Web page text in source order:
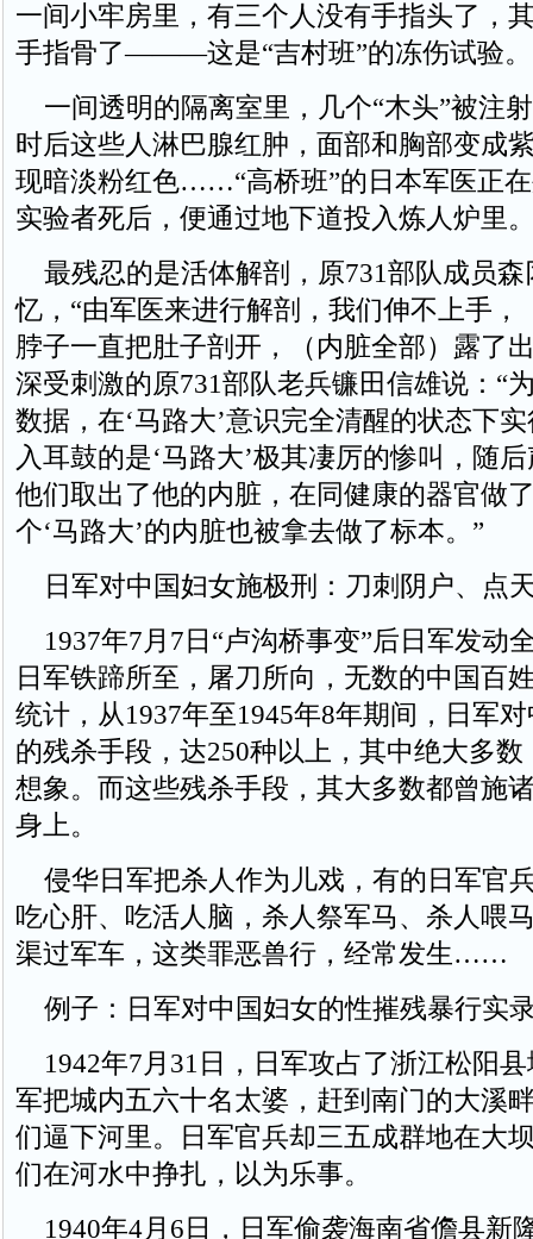
一间小牢房里，有三个人没有手指头了，
手指骨了———这是“吉村班”的冻伤试验。
一间透明的隔离室里，几个“木头”被注
时后这些人淋巴腺红肿，面部和胸部变成
现暗淡粉红色……“高桥班”的日本军医正
实验者死后，便通过地下道投入炼人炉里
最残忍的是活体解剖，原731部队成员森
忆，“由军医来进行解剖，我们伸不上手，
脖子一直把肚子剖开，（内脏全部）露了
深受刺激的原731部队老兵镰田信雄说：“
数据，在‘马路大’意识完全清醒的状态下
入耳鼓的是‘马路大’极其凄厉的惨叫，随
他们取出了他的内脏，在同健康的器官做
个‘马路大’的内脏也被拿去做了标本。”
日军对中国妇女施极刑：刀刺阴户、
1937年7月7日“卢沟桥事变”后日军发动
日军铁蹄所至，屠刀所向，无数的中国百
统计，从1937年至1945年8年期间，日军
的残杀手段，达250种以上，其中绝大多
想象。而这些残杀手段，其大多数都曾施
身上。
侵华日军把杀人作为儿戏，有的日军官
吃心肝、吃活人脑，杀人祭军马、杀人喂
渠过军车，这类罪恶兽行，经常发生……
例子：日军对中国妇女的性摧残暴行实
1942年7月31日，日军攻占了浙江松阳县
军把城内五六十名太婆，赶到南门的大溪
们逼下河里。日军官兵却三五成群地在大
们在河水中挣扎，以为乐事。
1940年4月6日，日军偷袭海南省儋县新